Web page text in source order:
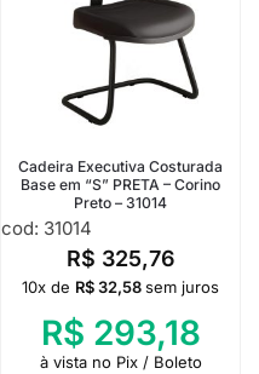
Cadeira Executiva Costurada
Base em “S” PRETA – Corino
Preto – 31014
cod: 31014
R$ 325,76
10x de R$32,58sem juros
R$ 293,18
à vista no Pix / Boleto